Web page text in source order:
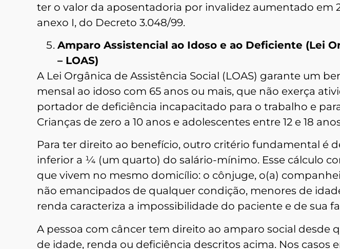
ter o valor da aposentadoria por invalidez aumentado em
anexo I, do Decreto 3.048/99.
Amparo Assistencial ao Idoso e ao Deficiente (Lei
– LOAS)
A Lei Orgânica de Assistência Social (LOAS) garante um
mensal ao idoso com 65 anos ou mais, que não exerça
portador de deficiência incapacitado para o trabalho e
Crianças de zero a 10 anos e adolescentes entre 12 e 18
Para ter direito ao benefício, outro critério fundamental é
inferior a ¼ (um quarto) do salário-mínimo. Esse cálculo
que vivem no mesmo domicílio: o cônjuge, o(a)
não emancipados de qualquer condição, menores de
renda caracteriza a impossibilidade do paciente e de sua
A pessoa com câncer tem direito ao amparo social desde
de idade, renda ou deficiência descritos acima. Nos casos